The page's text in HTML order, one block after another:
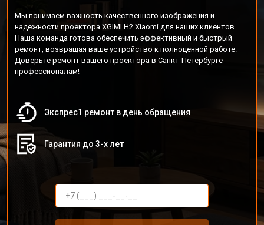
Мы понимаем важность качественного изображения и
надежности проектора XGIMI H2 Xiaomi для наших клиентов.
Наша команда готова обеспечить эффективный и быстрый
ремонт, возвращая ваше устройство к полноценной работе.
Доверьте ремонт вашего проектора в Санкт-Петербурге
профессионалам!
Экспрес1 ремонт в день обращения
Гарантия до 3-х лет